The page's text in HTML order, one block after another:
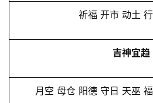
祈福 开市 动土
吉神宜趋
月空 母仓 阳德 守日 天巫